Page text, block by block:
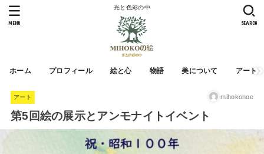
光と色彩の中
ホーム プロフィール 絵と心 物語 美について アート
SEARCH
MENU
アート mihokonoe
第5回絵の展示とアンモナイトイベント